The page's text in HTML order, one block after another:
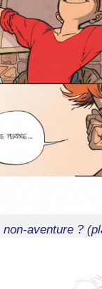
aventure ?